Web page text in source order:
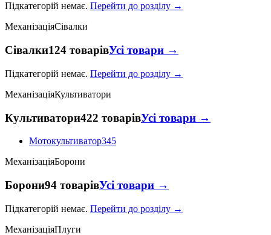
Підкатегорій немає. Перейти до розділу →
МеханізаціяСівалки
Сівалки124 товарівУсі товари →
Підкатегорій немає. Перейти до розділу →
МеханізаціяКультиватори
Культиватори422 товарівУсі товари →
Мотокультиватор345
МеханізаціяБорони
Борони94 товарівУсі товари →
Підкатегорій немає. Перейти до розділу →
МеханізаціяПлуги